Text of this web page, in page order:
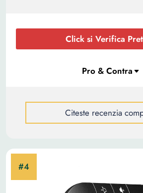
Click si Verifica Pret
Citeste recenzia